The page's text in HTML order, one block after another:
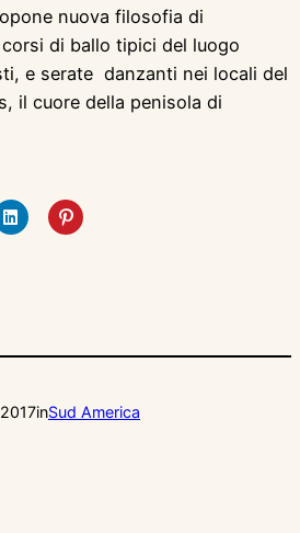
nuova filosofia di
di ballo tipici del luogo
e serate danzanti nei locali del
il cuore della penisola di
inSud America